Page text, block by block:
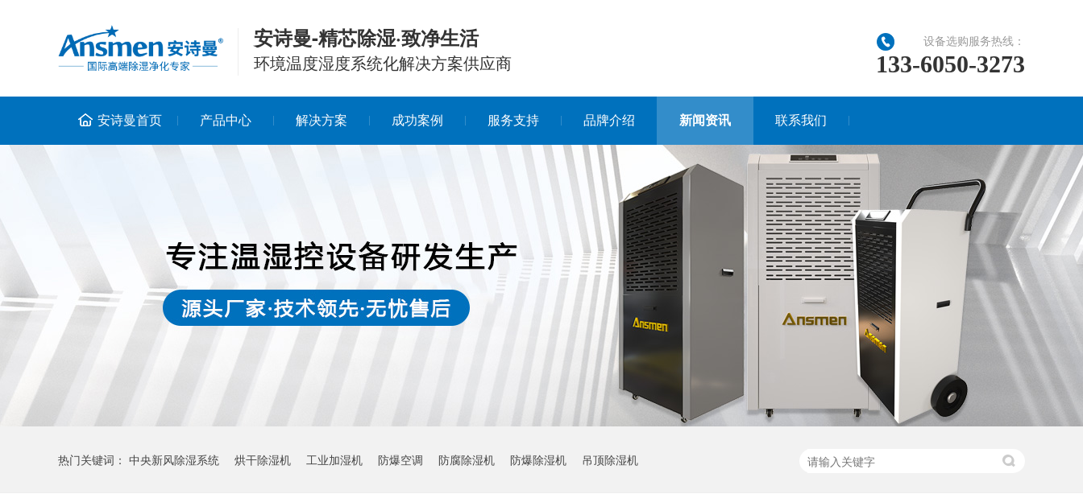
安诗曼-精芯除湿·致净生活
环境温度湿度系统化解决方案供应商
设备选购服务热线：
133-6050-3273
安诗曼首页 产品中心 解决方案 成功案例 服务支持 品牌介绍 新闻资讯 联系我们
热门关键词： 中央新风除湿系统 烘干除湿机 工业加湿机 防爆空调 防腐除湿机 防爆除湿机 吊顶除湿机